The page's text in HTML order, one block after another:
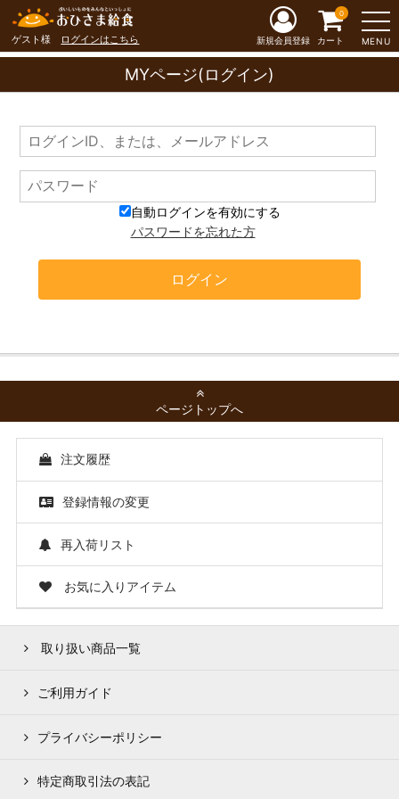
ゲスト様 ログインはこちら MENU
新規会員登録 カート
0
MYページ(ログイン)
自動ログインを有効にする
パスワードを忘れた方
ページトップへ
注文履歴
登録情報の変更
再入荷リスト
お気に入りアイテム
取り扱い商品一覧
ご利用ガイド
プライバシーポリシー
特定商取引法の表記